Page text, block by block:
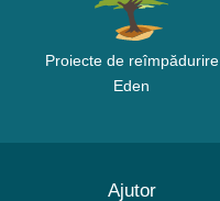
Proiecte de reîmpădurire
Eden
Ajutor